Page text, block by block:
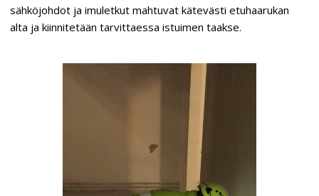
sähköjohdot ja imuletkut mahtuvat kätevästi etuhaarukan
alta ja kiinnitetään tarvittaessa istuimen taakse.